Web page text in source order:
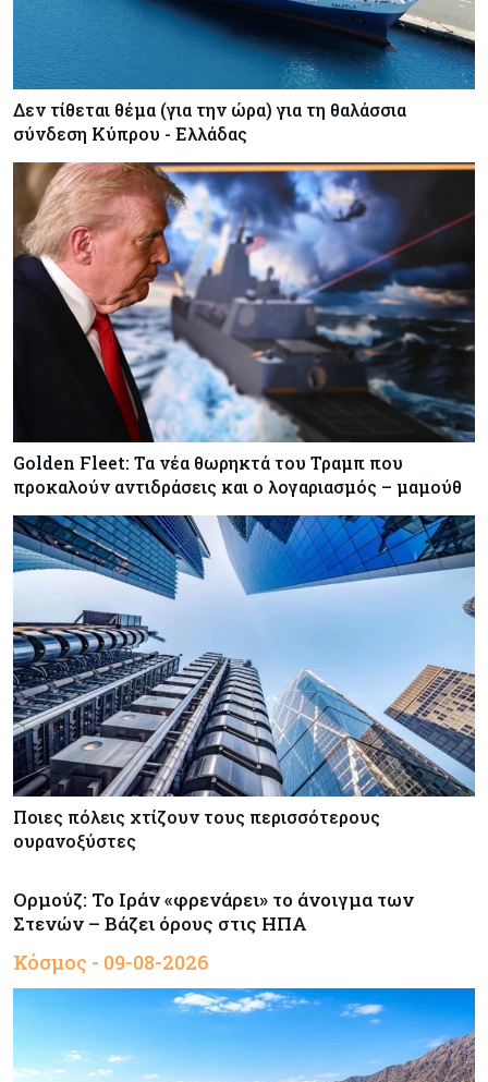
Δεν τίθεται θέμα (για την ώρα) για τη θαλάσσια
σύνδεση Κύπρου - Ελλάδας
Golden Fleet: Τα νέα θωρηκτά του Τραμπ που
προκαλούν αντιδράσεις και ο λογαριασμός – μαμούθ
Ποιες πόλεις χτίζουν τους περισσότερους
ουρανοξύστες
Ορμούζ: Το Ιράν «φρενάρει» το άνοιγμα των
Στενών – Βάζει όρους στις ΗΠΑ
Κόσμος - 09-08-2026